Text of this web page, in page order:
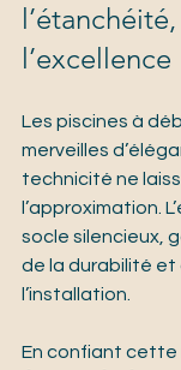
l’excellence
Les piscines à
merveilles
technicité ne
l’approximation.
socle silencieux,
de la durabilité et
l’installation.
En confiant cette